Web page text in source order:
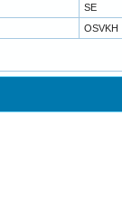
SE
OSVKH